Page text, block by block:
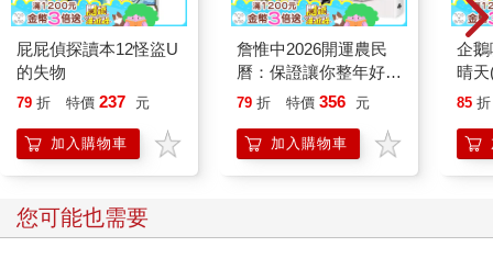
屁屁偵探讀本12怪盜U
的失物
79 折 特價 237 元
加入購物車
詹惟中2026開運農民
曆：保證讓你整年好
運、財源快馬加鞭一直
錢五帝錢吊飾】
79 折 特價 356 元
加入購物車
企
晴天
85 折
您可能也需要